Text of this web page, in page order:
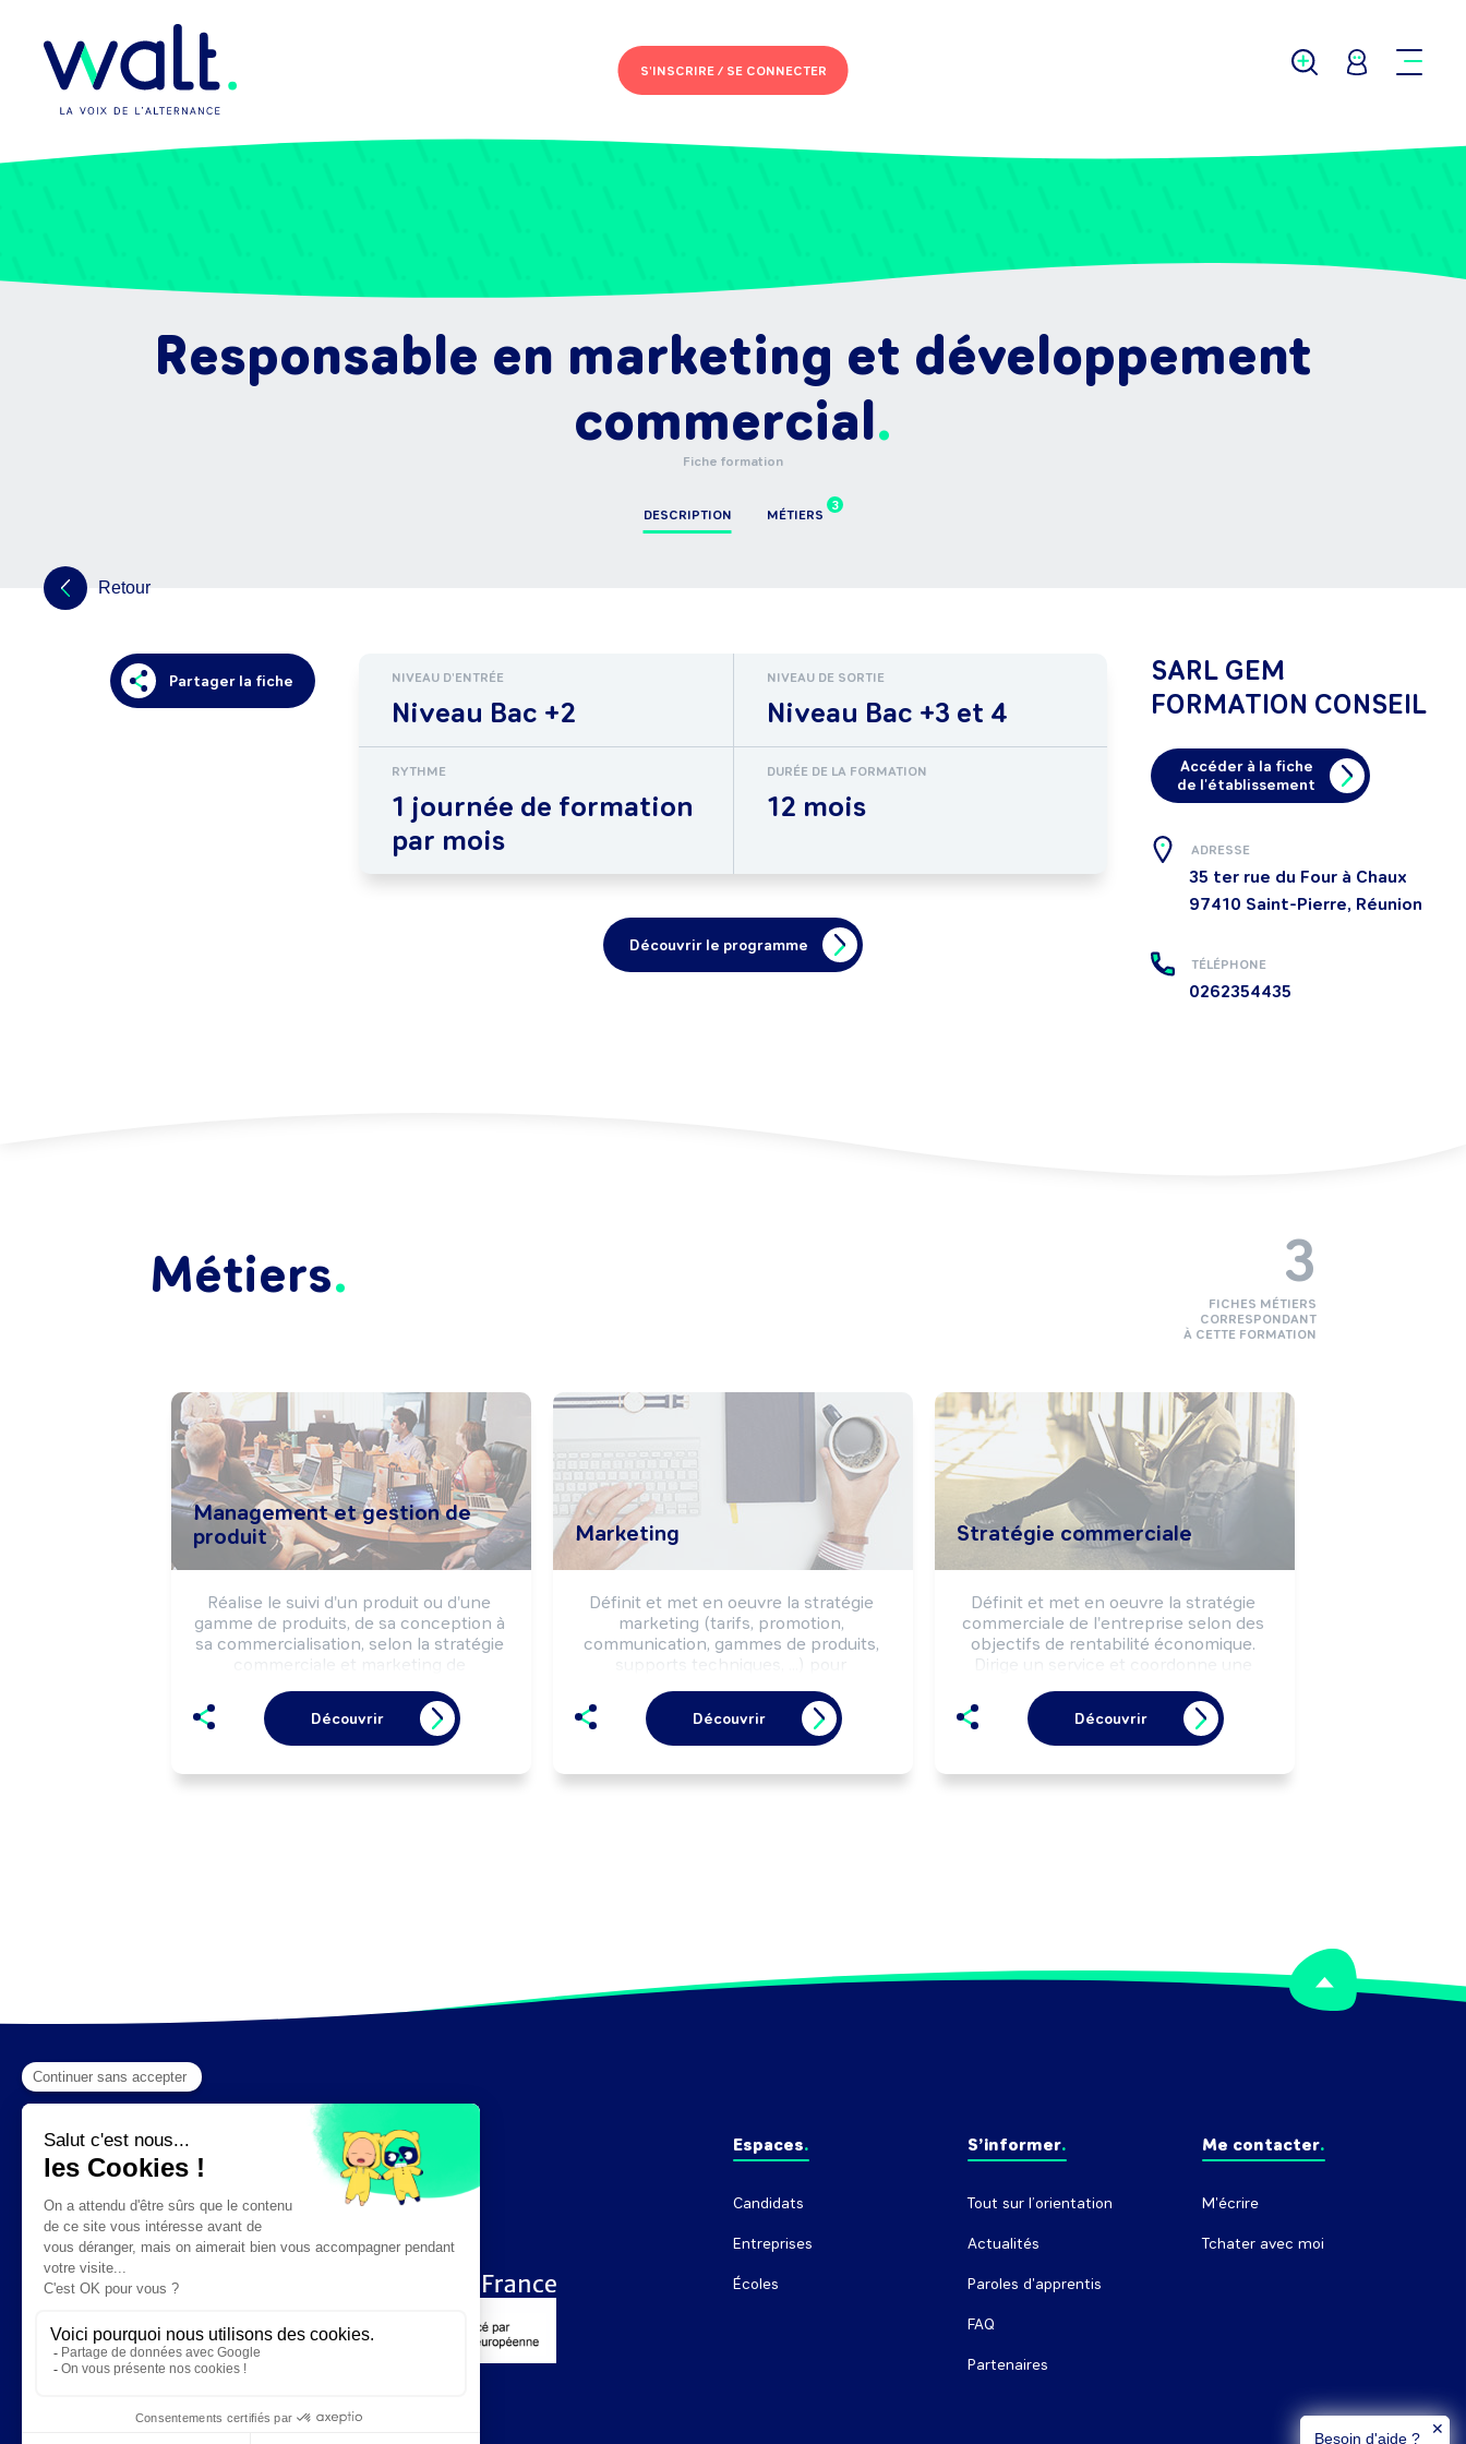
S'INSCRIRE /SE CONNECTER
Responsable en marketing et développement
commercial
Fiche formation
DESCRIPTION
3
MÉTIERS
Retour
Partager la fiche NIVEAU D'ENTRÉE
Niveau Bac +2
NIVEAU DE SORTIE
Niveau Bac +3 et 4
RYTHME
1 journée de formation
par mois
DURÉE DE LA FORMATION
12 mois
Découvrir le programme
SARL GEM
FORMATION CONSEIL
Accéder à la fiche
de l'établissement
ADRESSE
35 ter rue du Four à Chaux
97410 Saint-Pierre, Réunion
TÉLÉPHONE
0262354435
Métiers
Management et gestion de
produit
Réalise le suivi d'un produit ou d'une
gamme de produits, de sa conception à
sa commercialisation, selon la stratégie
commerciale et marketing de
Découvrir
Marketing
Définit et met en oeuvre la stratégie
marketing (tarifs, promotion,
communication, gammes de produits,
supports techniques, ...) pour
Peut diriger un service ou coordonner
l'activité d'une équipe.
Découvrir
Stratégie commerciale
Définit et met en oeuvre la stratégie
commerciale de l'entreprise selon des
objectifs de rentabilité économique.
Dirige un service et coordonne une
l'activité commerciale à l'international
ou un type de vente en e-commerce.
Découvrir
3
FICHES MÉTIERS
CORRESPONDANT
À CETTE FORMATION
Espaces
Candidats
Entreprises
Écoles
S’informer
Tout sur l’orientation
Actualités
Paroles d'apprentis
FAQ
Partenaires
Me contacter
M'écrire
Tchater avec moi
Besoin d'aide ?
✕